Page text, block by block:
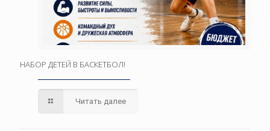
НАБОР ДЕТЕЙ В БАСКЕТБОЛ!
Читать далее